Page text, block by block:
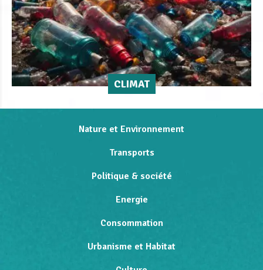
CLIMAT
Nature et Environnement
Transports
Politique & société
Energie
Consommation
Urbanisme et Habitat